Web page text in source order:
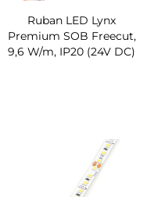
Ruban LED Lynx
Premium SOB Freecut,
9,6 W/m, IP20 (24V DC)